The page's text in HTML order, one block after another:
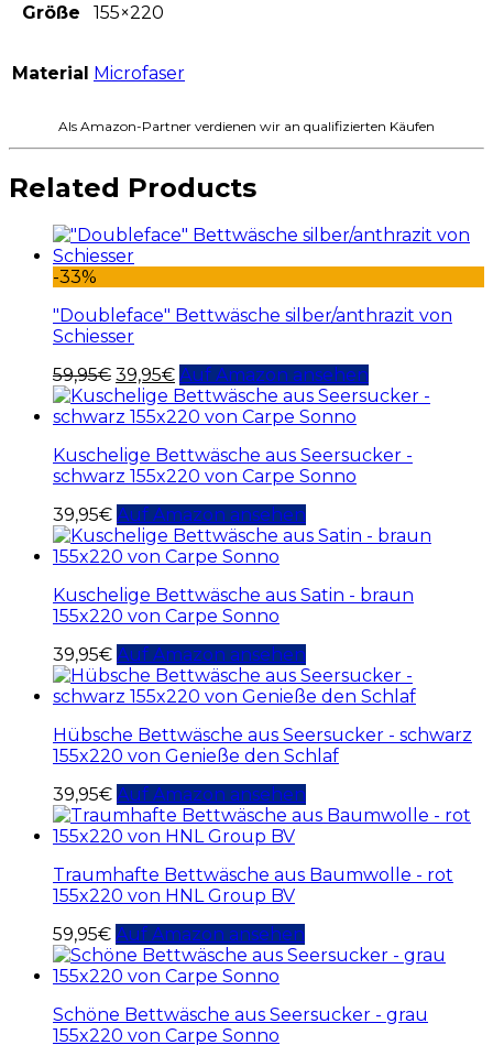
Größe 155×220
Material Microfaser
Als Amazon-Partner verdienen wir an qualifizierten Käufen
Related Products
-33%
"Doubleface" Bettwäsche silber/anthrazit von
Schiesser
59,95€ 39,95€ Auf Amazon ansehen
Kuschelige Bettwäsche aus Seersucker -
schwarz 155x220 von Carpe Sonno
39,95€ Auf Amazon ansehen
Kuschelige Bettwäsche aus Satin - braun
155x220 von Carpe Sonno
39,95€ Auf Amazon ansehen
Hübsche Bettwäsche aus Seersucker - schwarz
155x220 von Genieße den Schlaf
39,95€ Auf Amazon ansehen
Traumhafte Bettwäsche aus Baumwolle - rot
155x220 von HNL Group BV
59,95€ Auf Amazon ansehen
Schöne Bettwäsche aus Seersucker - grau
155x220 von Carpe Sonno